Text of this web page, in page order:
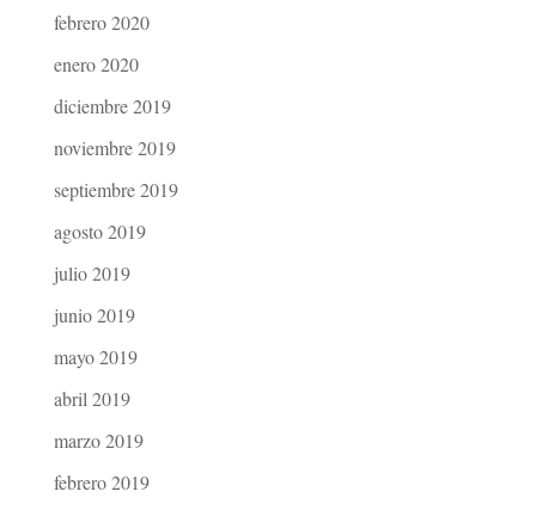
febrero 2020
enero 2020
diciembre 2019
noviembre 2019
septiembre 2019
agosto 2019
julio 2019
junio 2019
mayo 2019
abril 2019
marzo 2019
febrero 2019